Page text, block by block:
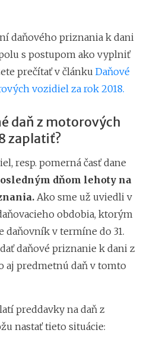
daňového priznania k dani
s postupom ako vyplniť
prečítať v článku Daňové
vozidiel za rok 2018.
daň z motorových
zaplatiť?
resp. pomerná časť dane
dňom lehoty na
Ako sme už uviedli v
obdobia, ktorým
daňovník v termíne do 31.
daňové priznanie k dani z
aj predmetnú daň v tomto
preddavky na daň z
nastať tieto situácie: